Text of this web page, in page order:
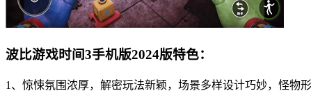
波比游戏时间3手机版2024版特色：
1、惊悚氛围浓厚，解密玩法新颖，场景多样设计巧妙，怪物